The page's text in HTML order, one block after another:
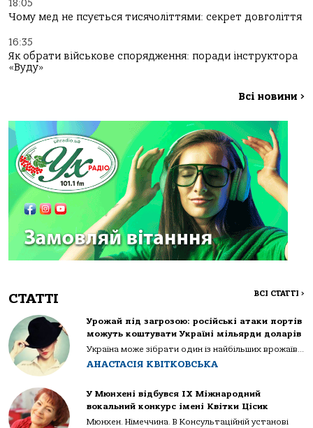
18:05
Чому мед не псується тисячоліттями: секрет довголіття
16:35
Як обрати військове спорядження: поради інструктора
«Вуду»
Всі новини >
СТАТТІ ВСІ СТАТТІ >
Урожай під загрозою: російські атаки портів
можуть коштувати Україні мільярди доларів
Україна може зібрати один із найбільших врожаїв...
АНАСТАСІЯ КВІТКОВСЬКА
У Мюнхені відбувся IX Міжнародний
вокальний конкурс імені Квітки Цісик
Мюнхен. Німеччина. В Консультаційній установі